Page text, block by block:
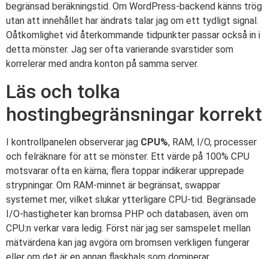
begränsad beräkningstid. Om WordPress-backend känns trög
utan att innehållet har ändrats talar jag om ett tydligt signal.
Oåtkomlighet vid återkommande tidpunkter passar också in i
detta mönster. Jag ser ofta varierande svarstider som
korrelerar med andra konton på samma server.
Läs och tolka
hostingbegränsningar korrekt
I kontrollpanelen observerar jag CPU%, RAM, I/O, processer
och felräknare för att se mönster. Ett värde på 100% CPU
motsvarar ofta en kärna; flera toppar indikerar upprepade
strypningar. Om RAM-minnet är begränsat, swappar
systemet mer, vilket slukar ytterligare CPU-tid. Begränsade
I/O-hastigheter kan bromsa PHP och databasen, även om
CPU:n verkar vara ledig. Först när jag ser samspelet mellan
mätvärdena kan jag avgöra om bromsen verkligen fungerar